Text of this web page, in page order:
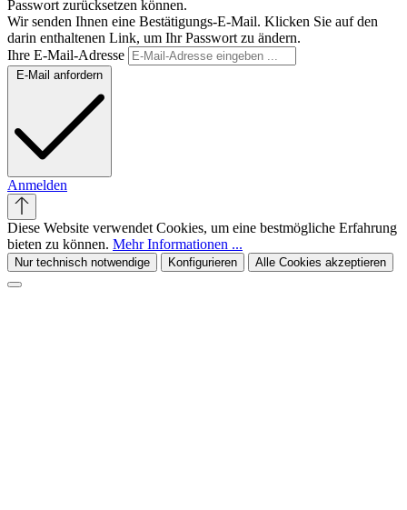
Passwort zurücksetzen können.
Wir senden Ihnen eine Bestätigungs-E-Mail. Klicken Sie auf den
darin enthaltenen Link, um Ihr Passwort zu ändern.
Ihre E-Mail-Adresse
E-Mail anfordern
Anmelden
Diese Website verwendet Cookies, um eine bestmögliche Erfahrung
bieten zu können. Mehr Informationen ...
Nur technisch notwendige Konfigurieren Alle Cookies akzeptieren